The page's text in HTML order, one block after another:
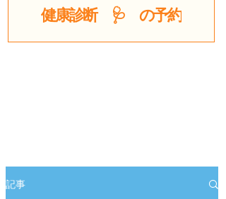
健康診断 🩺 の予約
記事